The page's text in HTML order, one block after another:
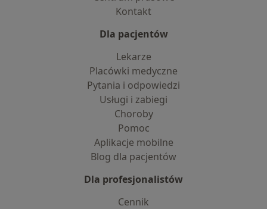
Kontakt
Dla pacjentów
Lekarze
Placówki medyczne
Pytania i odpowiedzi
Usługi i zabiegi
Choroby
Pomoc
Aplikacje mobilne
Blog dla pacjentów
Dla profesjonalistów
Cennik